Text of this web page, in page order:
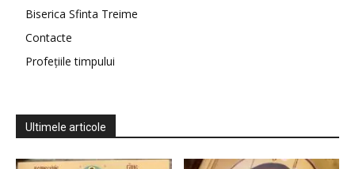
Biserica Sfinta Treime
Contacte
Profețiile timpului
Ultimele articole